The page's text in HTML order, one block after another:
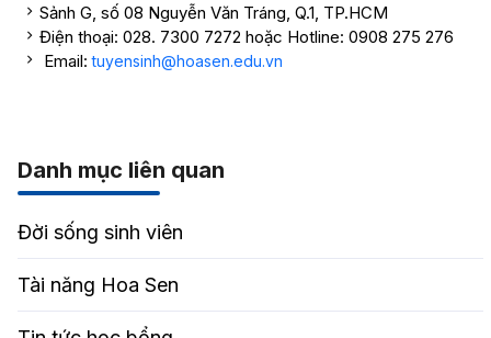
Sảnh G, số 08 Nguyễn Văn Tráng, Q.1, TP.HCM
Điện thoại: 028. 7300 7272 hoặc Hotline: 0908 275 276
Email:tuyensinh@hoasen.edu.vn
Danh mục liên quan
Đời sống sinh viên
Tài năng Hoa Sen